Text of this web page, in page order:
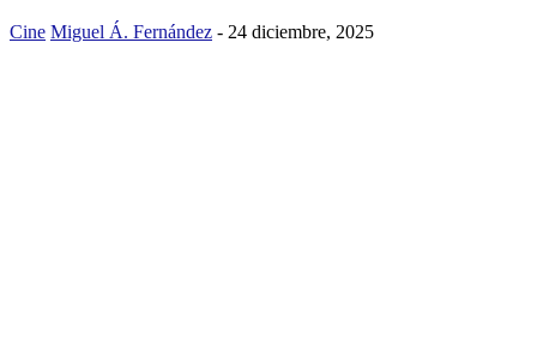
Cine Miguel Á. Fernández - 24 diciembre, 2025